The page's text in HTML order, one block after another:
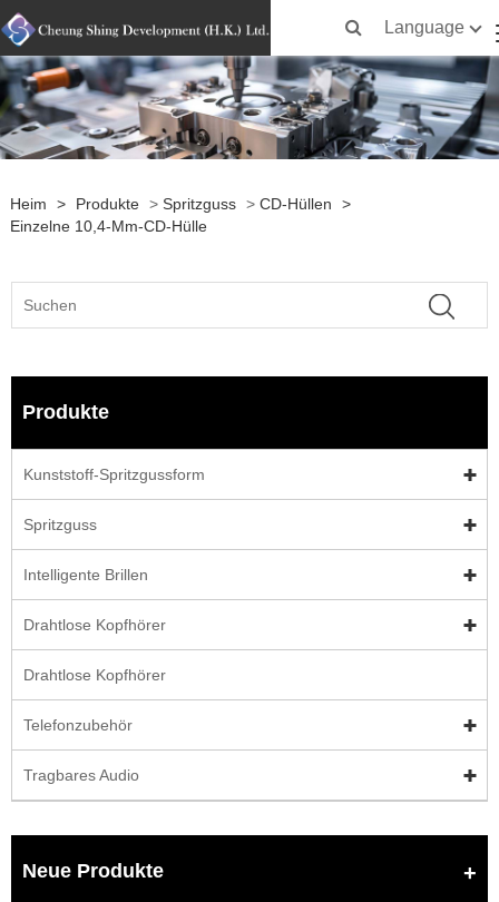
Language
Heim > Produkte > Spritzguss > CD-Hüllen
>
Einzelne 10,4-Mm-CD-Hülle
Produkte
Kunststoff-Spritzgussform
Spritzguss
Intelligente Brillen
Drahtlose Kopfhörer
Drahtlose Kopfhörer
Telefonzubehör
Tragbares Audio
Neue Produkte